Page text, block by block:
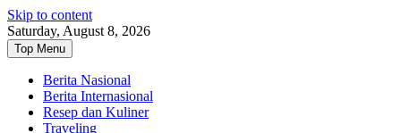
Skip to content
Saturday, August 8, 2026
Top Menu
Berita Nasional
Berita Internasional
Resep dan Kuliner
Traveling